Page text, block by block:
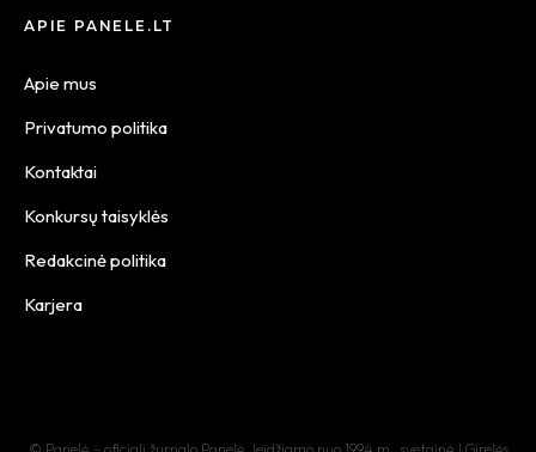
APIE PANELE.LT
Apie mus
Privatumo politika
Kontaktai
Konkursų taisyklės
Redakcinė politika
Karjera